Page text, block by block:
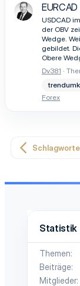
USDCAD
der OBV
Wedge.
gebildet.
Obere
Dv381
Forex
Schlagworte
Statistik
Themen
Beiträge
Mitglieder